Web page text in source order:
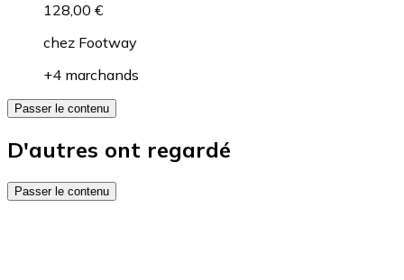
128,00 €
chez Footway
+4 marchands
Passer le contenu
D'autres ont regardé
Passer le contenu